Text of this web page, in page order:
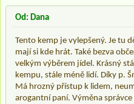
Od: Dana
Tento kemp je vylepšený. Je tu
mají si kde hrát. Také bezva
velkým výběrem jídel. Krásný
kempu, stále méně lidí. Díky p.
Má hrozný přístup k lidem,
arogantní paní. Výměna